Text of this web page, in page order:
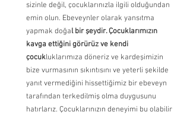
sizinle değil, çocuklarınızla ilgili olduğundan
emin olun. Ebeveynler olarak yansıtma
yapmak doğal bir şeydir. Çocuklarımızın
kavga ettiğini görürüz ve kendi
çocukluklarımıza döneriz ve kardeşimizin
bize vurmasının sıkıntısını ve yeterli şekilde
yanıt vermediğini hissettiğimiz bir ebeveyn
tarafından terkedilmiş olma duygusunu
hatırlarız. Çocuklarınızın deneyimi bu olabilir